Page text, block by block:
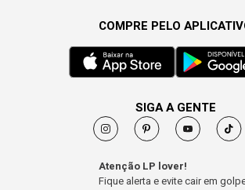
COMPRE PELO
SIGA A GENTE
Atenção LP lover!
Fique alerta e evite cair em